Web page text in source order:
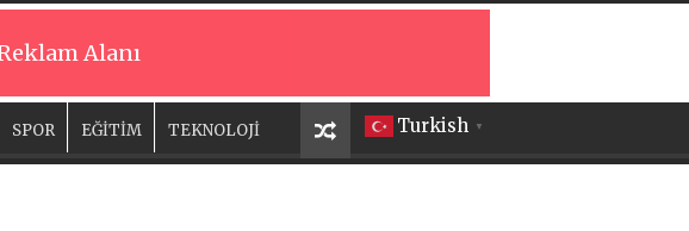
Alanı
Turkish ▼
SPOR EĞİTİM TEKNOLOJİ